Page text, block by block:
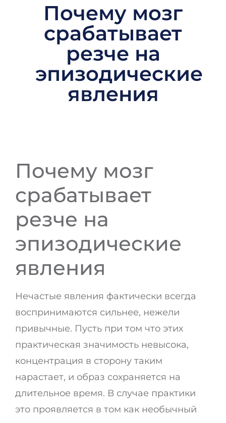
Почему мозг
срабатывает
резче на
эпизодические
явления
Почему мозг
срабатывает
резче на
эпизодические
явления
Нечастые явления фактически всегда
воспринимаются сильнее, нежели
привычные. Пусть при том что этих
практическая значимость невысока,
концентрация в сторону таким
нарастает, и образ сохраняется на
длительное время. В случае практики
это проявляется в том как необычный